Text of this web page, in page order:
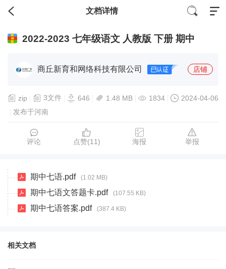
文档详情
2022-2023 七年级语文 人教版 下册 期中
商丘新育和网络科技有限公司 店铺
zip 3文件 646 1.48 MB 1834
2024-04-06
发布于河南
评论 点赞(11) 海报 举报
期中七语.pdf (1.02 MB)
期中七语文答题卡.pdf (107.55 KB)
期中七语答案.pdf (387.4 KB)
相关文档